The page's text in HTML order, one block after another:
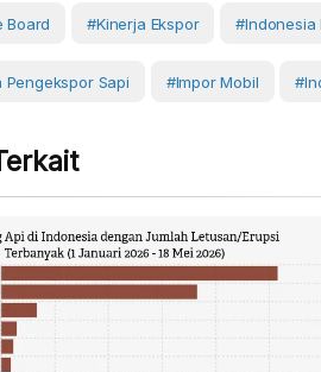
Board #kinerja Ekspor #Indonesia
Sapi #Impor Mobil